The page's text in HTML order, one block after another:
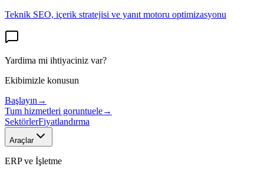
Teknik SEO, içerik stratejisi ve yanıt motoru optimizasyonu
Yardima mi ihtiyaciniz var?
Ekibimizle konusun
Başlayın →
Tum hizmetleri goruntuele→
SektörlerFiyatlandırma
Araçlar
ERP ve İşletme